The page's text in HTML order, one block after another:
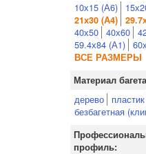
10х15 (А6)
21х30 (А4)
40х50 40х60
59.4х84 (А1)
ВСЕ РАЗМЕРЫ
Материал
дерево пластик
безбагетная
профиль: